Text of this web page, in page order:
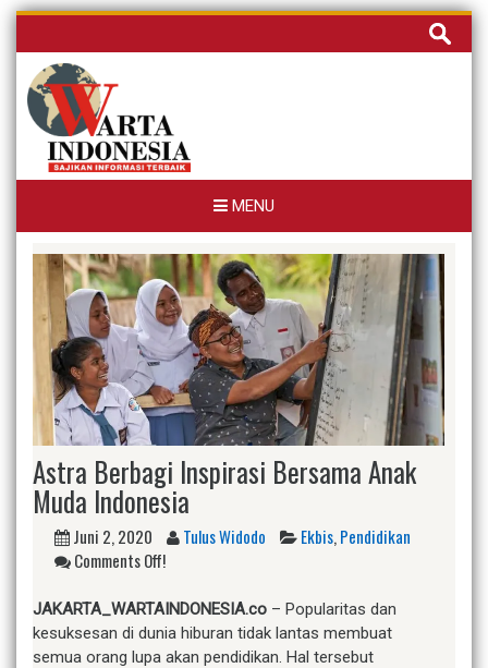
Skip
content
Cari
untuk:
MENU
Astra Berbagi Inspirasi Bersama Anak
Muda Indonesia
Juni 2, 2020 Tulus Widodo Ekbis,Pendidikan
Comments Off!
JAKARTA_WARTAINDONESIA.co – Popularitas dan
kesuksesan di dunia hiburan tidak lantas membuat
semua orang lupa akan pendidikan. Hal tersebut